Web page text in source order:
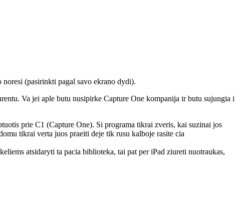
(pasirinkti pagal savo ekrano dydi).
Va jei aple butu nusipirke Capture One kompanija ir butu sujungia i
prie C1 (Capture One). Si programa tikrai zveris, kai suzinai jos
tikrai verta juos praeiti deje tik rusu kalboje rasite cia
atsidaryti ta pacia biblioteka, tai pat per iPad ziureti nuotraukas,